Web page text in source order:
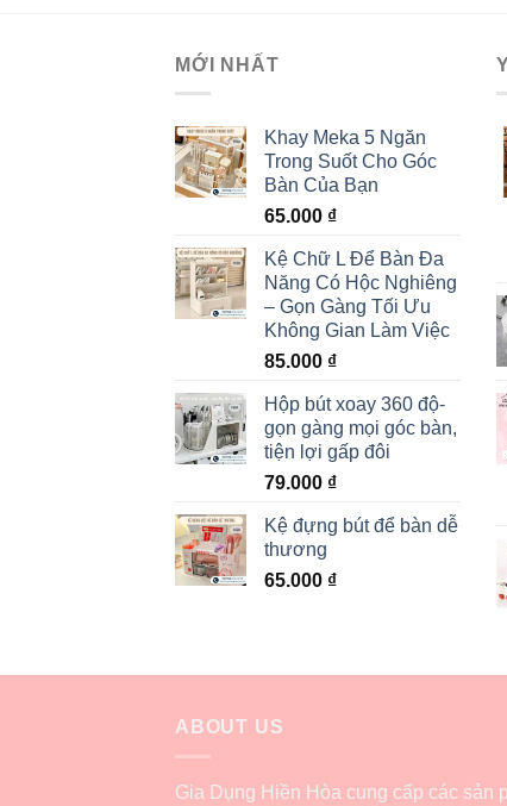
MỚI NHẤT
Khay Meka 5 Ngăn
Trong Suốt Cho Góc
Bàn Của Bạn
65.000 ₫
Kệ Chữ L Để Bàn Đa
Năng Có Hộc Nghiêng
– Gọn Gàng Tối Ưu
Không Gian Làm Việc
85.000 ₫
Hộp bút xoay 360 độ-
gọn gàng mọi góc bàn,
tiện lợi gấp đôi
79.000 ₫
Kệ đựng bút để bàn dễ
thương
65.000 ₫
ABOUT US
Gia Dụng Hiền Hòa cung cấp các sản